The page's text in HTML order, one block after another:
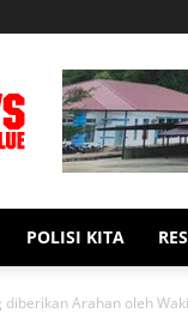
POLISI KITA
Arahan oleh